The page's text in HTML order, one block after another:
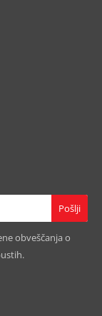
obveščanja o